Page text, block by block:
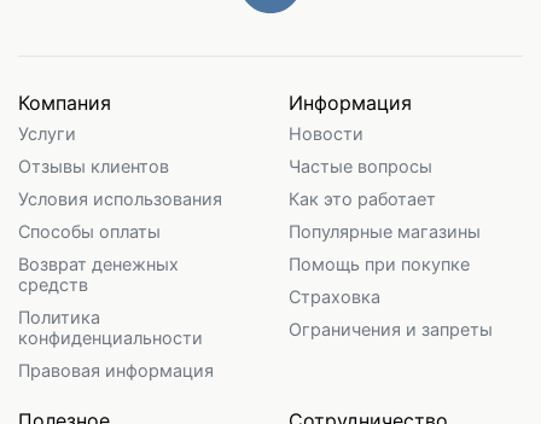
Компания
Услуги
Отзывы клиентов
Условия использования
Способы оплаты
Возврат денежных
средств
Политика
конфиденциальности
Правовая информация
Информация
Новости
Частые вопросы
Как это работает
Популярные магазины
Помощь при покупке
Страховка
Ограничения и запреты